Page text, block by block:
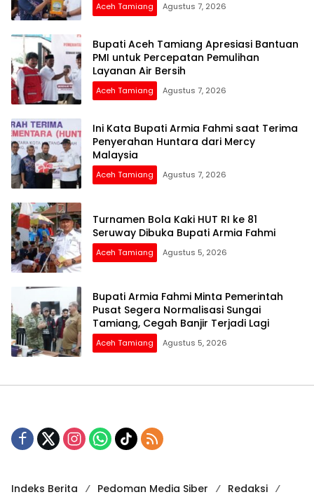
Aceh Tamiang Agustus 7, 2026
Bupati Aceh Tamiang Apresiasi Bantuan
PMI untuk Percepatan Pemulihan
Layanan Air Bersih
Aceh Tamiang Agustus 7, 2026
Ini Kata Bupati Armia Fahmi saat Terima
Penyerahan Huntara dari Mercy
Malaysia
Aceh Tamiang Agustus 7, 2026
Turnamen Bola Kaki HUT RI ke 81
Seruway Dibuka Bupati Armia Fahmi
Aceh Tamiang Agustus 5, 2026
Bupati Armia Fahmi Minta Pemerintah
Pusat Segera Normalisasi Sungai
Tamiang, Cegah Banjir Terjadi Lagi
Aceh Tamiang Agustus 5, 2026
Indeks Berita Pedoman Media Siber Redaksi